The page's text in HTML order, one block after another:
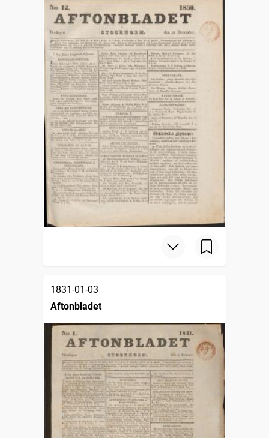
1831-01-03
Aftonbladet